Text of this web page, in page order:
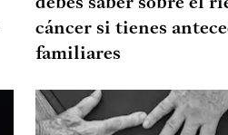
cáncer si tienes
familiares